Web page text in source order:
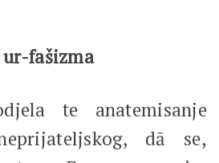
fašizma
te anatemisanje
dā se,